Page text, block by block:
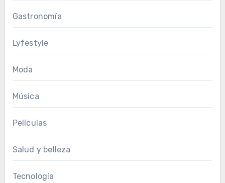
Gastronomía
Lyfestyle
Moda
Música
Películas
Salud y belleza
Tecnología